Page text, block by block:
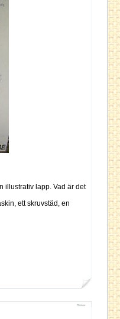
illustrativ lapp. Vad är det
ett skruvstäd, en